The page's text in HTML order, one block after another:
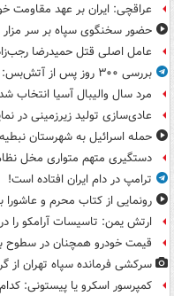
عراقچی: ایران بر عهد مقاومت
حضور سخنگوی سپاه بر سر مزار
عامل اصلی قتل حمیدرضا
بررسی ۳۰۰ روز پس از آتش‌بس: چه بر سر غزه آمد؟
مرد سال والیبال آسیا انتخاب
عادی‌سازی تولید زیرزمینی در
حمله اسرائیل به شهرستان
دستگیری متهم متواری مخل
ترامپ در دام ایران افتاده است!
رونمایی از کتاب محرم و
ارتش یمن: تاسیسات آرامکو را
قیمت خودرو همچنان در سطوح
سرکشی فرمانده سپاه تهران از
کمپرسور اسکرو یا پیستونی: